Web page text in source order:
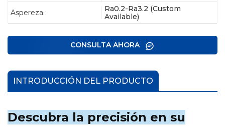
Aspereza :
Ra0.2-Ra3.2 (Custom
Available)
CONSULTA AHORA
INTRODUCCIÓN DEL PRODUCTO
Descubra la precisión en su